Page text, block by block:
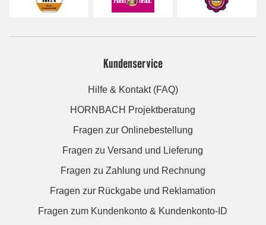
Kundenservice
Hilfe & Kontakt (FAQ)
HORNBACH Projektberatung
Fragen zur Onlinebestellung
Fragen zu Versand und Lieferung
Fragen zu Zahlung und Rechnung
Fragen zur Rückgabe und Reklamation
Fragen zum Kundenkonto & Kundenkonto-ID